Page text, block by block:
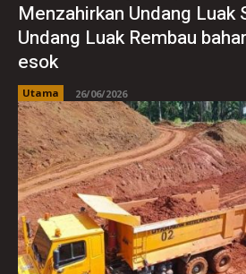
Menzahirkan Undang Luak
Undang Luak Rembau
esok
Utama 26/06/2026